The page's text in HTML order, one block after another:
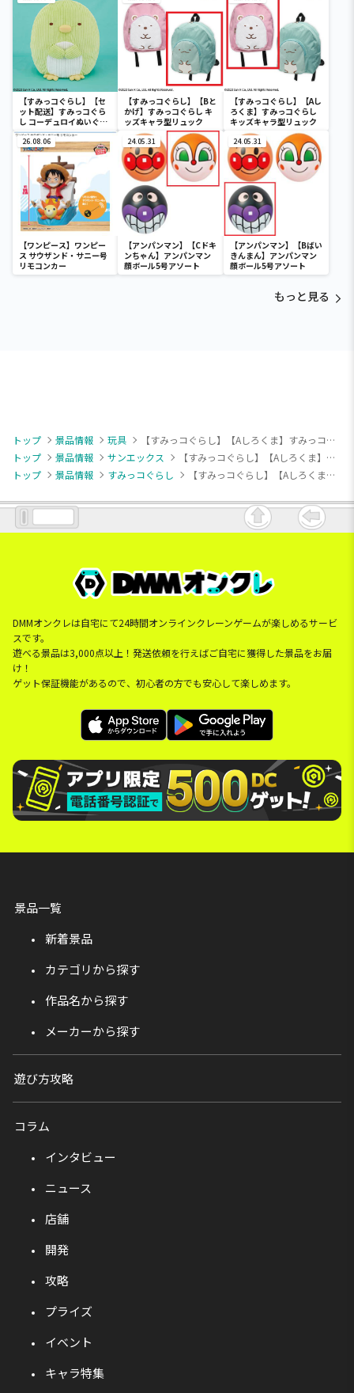
【すみっコぐらし】【セ
ット配送】すみっコぐら
し コーデュロイぬいぐる
みXL プレミアム ぺんぎ
ん？
【すみっコぐらし】【Bと
かげ】すみっコぐらし キ
ッズキャラ型リュック
【すみっコぐらし】【Aし
ろくま】すみっコぐらし
キッズキャラ型リュック
26.08.06
【ワンピース】ワンピー
ス サウザンド・サニー号
リモコンカー
24.05.31
【アンパンマン】【Cドキ
ンちゃん】アンパンマン
顔ボール5号アソート
24.05.31
【アンパンマン】【Bばい
きんまん】アンパンマン
顔ボール5号アソート
もっと見る
トップ 景品情報 玩具
【すみっコぐらし】【Aしろくま】すみっコぐらし ぺんぺんフルーツバケーション ブロックおもちゃ
トップ
景品情報 サンエックス
【すみっコぐらし】【Aしろくま】すみっコぐらし ぺんぺんフルーツバケーション ブロックおもちゃ
トップ
景品情報 すみっコぐらし 【すみっコぐらし】【Aしろくま】すみっコぐらし ぺんぺんフルーツバケーション ブロックおもちゃ
DMMオンクレは自宅にて24時間オンラインクレーンゲームが楽しめるサービ
スです。
遊べる景品は3,000点以上！発送依頼を行えばご自宅に獲得した景品をお届
け！
ゲット保証機能があるので、初心者の方でも安心して楽しめます。
景品一覧
新着景品
カテゴリから探す
作品名から探す
メーカーから探す
遊び方攻略
コラム
インタビュー
ニュース
店舗
開発
攻略
プライズ
イベント
キャラ特集